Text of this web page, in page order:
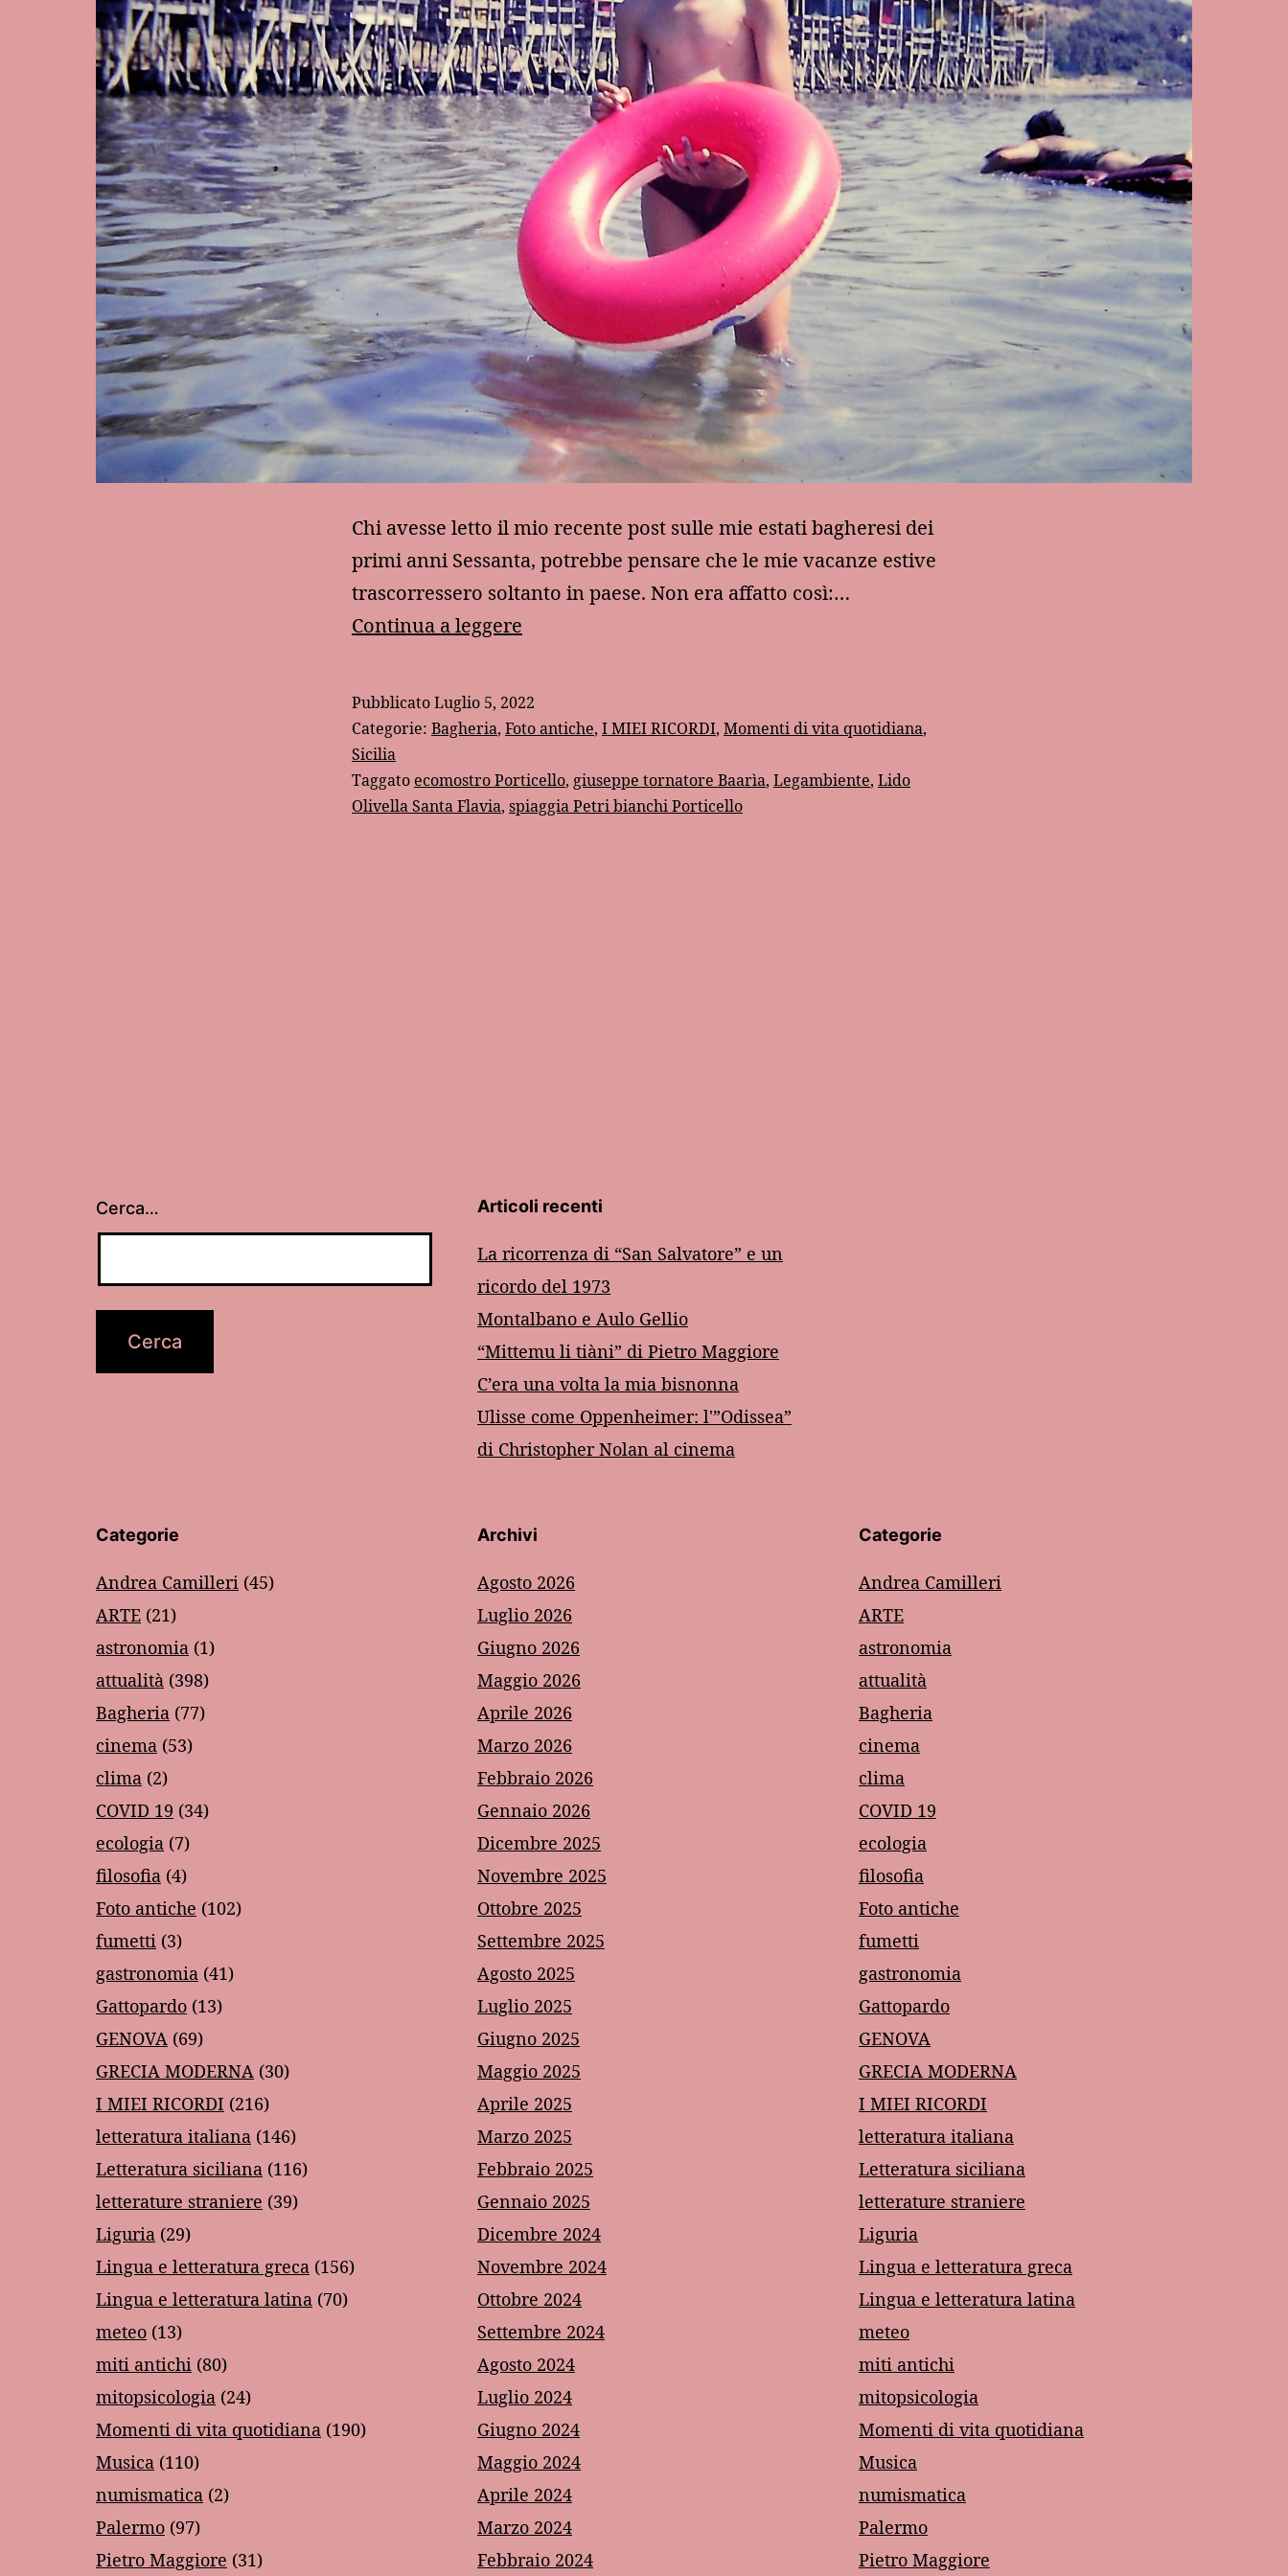
Chi avesse letto il mio recente post sulle mie estati bagheresi dei
primi anni Sessanta, potrebbe pensare che le mie vacanze estive
trascorressero soltanto in paese. Non era affatto così:…
Continua a leggere
Olivella
PubblicatoLuglio 5, 2022
Categorie: Bagheria, Foto antiche, I MIEI RICORDI, Momenti di vita quotidiana,
Sicilia
Taggato ecomostro Porticello, giuseppe tornatore Baarìa, Legambiente, Lido
Olivella Santa Flavia, spiaggia Petri bianchi Porticello
Cerca… Articoli recenti
La ricorrenza di “San Salvatore” e un
ricordo del 1973
Montalbano e Aulo Gellio
“Mittemu li tiàni” di Pietro Maggiore
C’era una volta la mia bisnonna
Ulisse come Oppenheimer: l'”Odissea”
di Christopher Nolan al cinema
Categorie
Andrea Camilleri (45)
ARTE (21)
astronomia (1)
attualità (398)
Bagheria (77)
cinema (53)
clima (2)
COVID 19 (34)
ecologia (7)
filosofia (4)
Foto antiche (102)
fumetti (3)
gastronomia (41)
Gattopardo (13)
GENOVA (69)
GRECIA MODERNA (30)
I MIEI RICORDI (216)
letteratura italiana (146)
Letteratura siciliana (116)
letterature straniere (39)
Liguria (29)
Lingua e letteratura greca (156)
Lingua e letteratura latina (70)
meteo (13)
miti antichi (80)
mitopsicologia (24)
Momenti di vita quotidiana (190)
Musica (110)
numismatica (2)
Palermo (97)
Pietro Maggiore (31)
Archivi
Agosto 2026
Luglio 2026
Giugno 2026
Maggio 2026
Aprile 2026
Marzo 2026
Febbraio 2026
Gennaio 2026
Dicembre 2025
Novembre 2025
Ottobre 2025
Settembre 2025
Agosto 2025
Luglio 2025
Giugno 2025
Maggio 2025
Aprile 2025
Marzo 2025
Febbraio 2025
Gennaio 2025
Dicembre 2024
Novembre 2024
Ottobre 2024
Settembre 2024
Agosto 2024
Luglio 2024
Giugno 2024
Maggio 2024
Aprile 2024
Marzo 2024
Febbraio 2024
Categorie
Andrea Camilleri
ARTE
astronomia
attualità
Bagheria
cinema
clima
COVID 19
ecologia
filosofia
Foto antiche
fumetti
gastronomia
Gattopardo
GENOVA
GRECIA MODERNA
I MIEI RICORDI
letteratura italiana
Letteratura siciliana
letterature straniere
Liguria
Lingua e letteratura greca
Lingua e letteratura latina
meteo
miti antichi
mitopsicologia
Momenti di vita quotidiana
Musica
numismatica
Palermo
Pietro Maggiore